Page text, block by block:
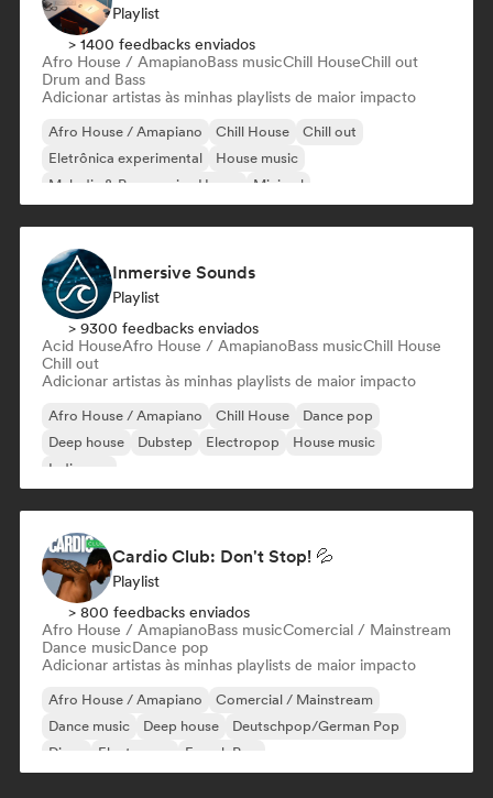
Playlist
> 1400 feedbacks enviados
Afro House / AmapianoBass musicChill HouseChill out
Drum and Bass
Adicionar artistas às minhas playlists de maior impacto
Afro House / Amapiano Chill House
Chill out
Eletrônica experimental
House music
Melodic & Progressive House
Minimal
Inmersive Sounds
Playlist
> 9300 feedbacks enviados
Acid HouseAfro House / AmapianoBass musicChill House
Chill out
Adicionar artistas às minhas playlists de maior impacto
Afro House / Amapiano Chill House
Dance pop
Deep house
Dubstep Electropop
House music
Indie pop
Cardio Club: Don't Stop! 💦
Playlist
> 800 feedbacks enviados
Afro House / AmapianoBass musicComercial / Mainstream
Dance musicDance pop
Adicionar artistas às minhas playlists de maior impacto
Afro House / Amapiano
Comercial / Mainstream
Dance music
Deep house
Deutschpop/German Pop
Disco
Electropop French Pop